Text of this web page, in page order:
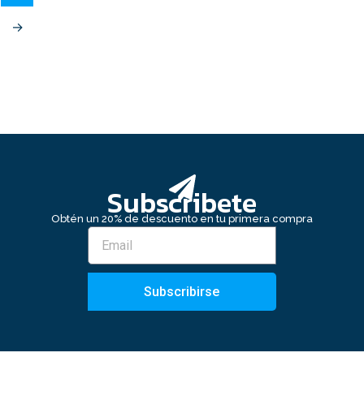
→
Subscribete
Obtén un 20% de descuento en tu primera compra
Subscribirse